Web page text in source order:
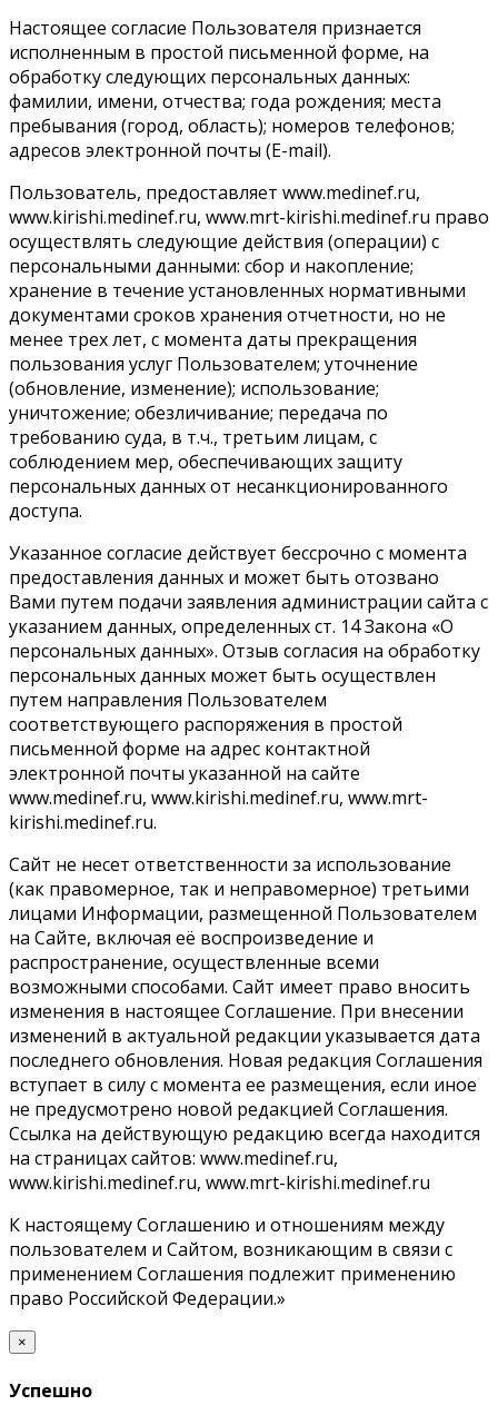
Настоящее согласие Пользователя признается
исполненным в простой письменной форме, на
обработку следующих персональных данных:
фамилии, имени, отчества; года рождения; места
пребывания (город, область); номеров телефонов;
адресов электронной почты (E-mail).
Пользователь, предоставляет www.medinef.ru,
www.kirishi.medinef.ru, www.mrt-kirishi.medinef.ru право
осуществлять следующие действия (операции) с
персональными данными: сбор и накопление;
хранение в течение установленных нормативными
документами сроков хранения отчетности, но не
менее трех лет, с момента даты прекращения
пользования услуг Пользователем; уточнение
(обновление, изменение); использование;
уничтожение; обезличивание; передача по
требованию суда, в т.ч., третьим лицам, с
соблюдением мер, обеспечивающих защиту
персональных данных от несанкционированного
доступа.
Указанное согласие действует бессрочно с момента
предоставления данных и может быть отозвано
Вами путем подачи заявления администрации сайта с
указанием данных, определенных ст. 14 Закона «О
персональных данных». Отзыв согласия на обработку
персональных данных может быть осуществлен
путем направления Пользователем
соответствующего распоряжения в простой
письменной форме на адрес контактной
электронной почты указанной на сайте
www.medinef.ru, www.kirishi.medinef.ru, www.mrt-
kirishi.medinef.ru.
Сайт не несет ответственности за использование
(как правомерное, так и неправомерное) третьими
лицами Информации, размещенной Пользователем
на Сайте, включая её воспроизведение и
распространение, осуществленные всеми
возможными способами. Сайт имеет право вносить
изменения в настоящее Соглашение. При внесении
изменений в актуальной редакции указывается дата
последнего обновления. Новая редакция Соглашения
вступает в силу с момента ее размещения, если иное
не предусмотрено новой редакцией Соглашения.
Ссылка на действующую редакцию всегда находится
на страницах сайтов: www.medinef.ru,
www.kirishi.medinef.ru, www.mrt-kirishi.medinef.ru
К настоящему Соглашению и отношениям между
пользователем и Сайтом, возникающим в связи с
применением Соглашения подлежит применению
право Российской Федерации.»
×
Успешно